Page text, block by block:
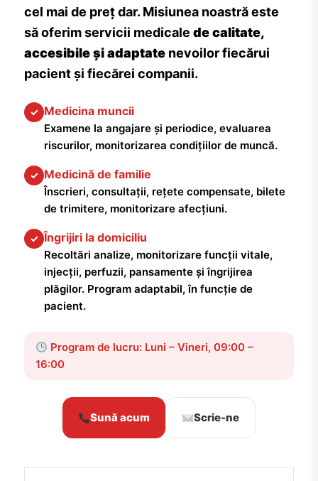
cel mai de preț dar. Misiunea noastră este
să oferim servicii medicale de calitate,
accesibile și adaptate nevoilor fiecărui
pacient și fiecărei companii.
✓ Medicina muncii
Examene la angajare și periodice, evaluarea
riscurilor, monitorizarea condițiilor de muncă.
✓ Medicină de familie
Înscrieri, consultații, rețete compensate, bilete
de trimitere, monitorizare afecțiuni.
✓ Îngrijiri la domiciliu
Recoltări analize, monitorizare funcții vitale,
injecții, perfuzii, pansamente și îngrijirea
plăgilor. Program adaptabil, în funcție de
pacient.
Program de lucru: Luni – Vineri, 09:00 –
16:00
Sună acum Scrie-ne